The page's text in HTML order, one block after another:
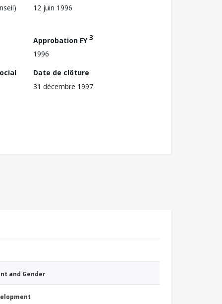
12 juin 1996
Approbation FY3
1996
Date de clôture
31 décembre 1997
and Gender